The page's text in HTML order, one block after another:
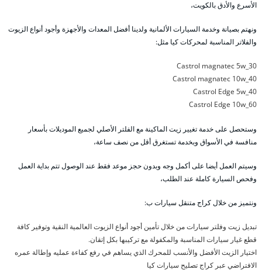
الأسرع والأدق بالكويت،
ونهتم بصيانة وخدمة السيارات الألمانية ولدينا أفضل المعدات والأجهزة وأجود أنواع الزيوت
والفلاتر المناسبة لمحركات كيا مثل:
Castrol magnatec 5w_30
Castrol magnatec 10w_40
Castrol Edge 5w_40
Castrol Edge 10w_60
وستحصل على خدمة تغيير زيت الماكينة مع الفلتر الأصلي لجميع الموديلات بأسعار
منافسة في الأسواق وبخدمة تستغرق أقل من نصف ساعة،
وسيتم العمل أيضا على أكمل وجه وبدون حجز موعد فقط عند الوصول تتم بداية العمل
وفحص السيارة كاملة عند الطلب،
ونتميز من خلال كراج متنقل سيارات ب:
تبديل زيت وفلتر سيارات من خلال تأمين أجود أنواع الزيوت العالمية النقية وتوفير كافة
قطع غيار سيارات المناسبة والمكفولة مع تركيبها بكل إتقان.
اختيار الزيت الأفضل والأنسب للمحرك الذي يساهم في رفع كفاءة عمليه وإطالة عمره
الافتراضي عبر كراج تصليح سيارات كيا